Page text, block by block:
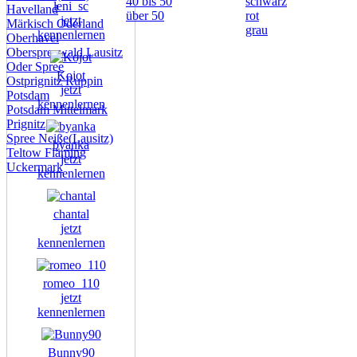
Havelland
Märkisch Oderland
Oberhavel
Oberspreewald Lausitz
Oder Spree
Ostprignitz Ruppin
Potsdam
Potsdam Mittelmark
Prignitz
Spree Neiße(Lausitz)
Teltow Fläming
Uckermark
über 50
rot
grau
leni_sc
jetzt
kennenlernen
Kojot
jetzt
kennenlernen
byanka
jetzt
kennenlernen
chantal
jetzt
kennenlernen
romeo_110
jetzt
kennenlernen
Bunny90